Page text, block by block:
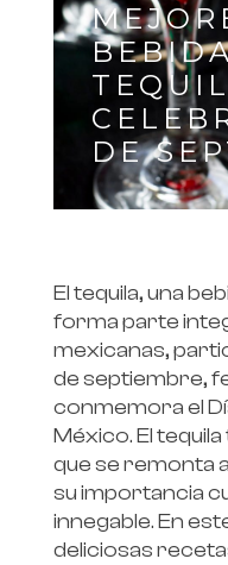
DE
El tequila, una
forma parte
mexicanas,
de septiembre,
conmemora el
México. El
que se remonta
su importancia
innegable. En
deliciosas